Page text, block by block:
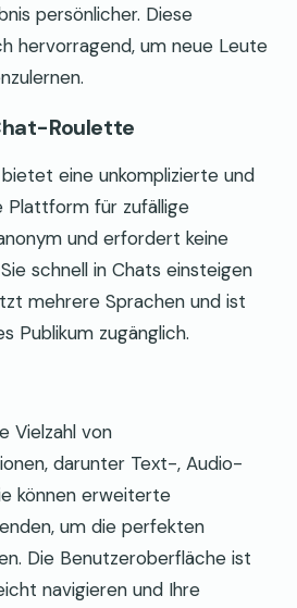
persönlicher. Diese
hervorragend, um neue Leute
Roulette
eine unkomplizierte und
Plattform für zufällige
und erfordert keine
schnell in Chats einsteigen
mehrere Sprachen und ist
Publikum zugänglich.
Vielzahl von
darunter Text-, Audio-
können erweiterte
um die perfekten
Die Benutzeroberfläche ist
navigieren und Ihre